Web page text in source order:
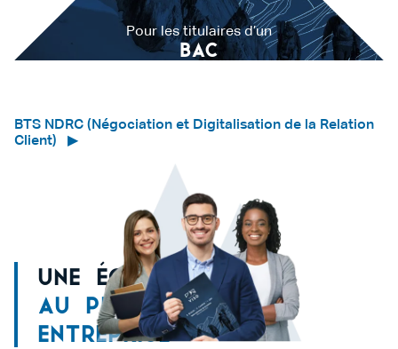
Pour les titulaires d’un
BAC
BTS NDRC (Négociation et Digitalisation de la Relation
Client)
Une équipe dédiée
au placement en
entreprise